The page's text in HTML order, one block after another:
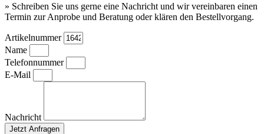
» Schreiben Sie uns gerne eine Nachricht und wir vereinbaren einen
Termin zur Anprobe und Beratung oder klären den Bestellvorgang.
Artikelnummer
Name
Telefonnummer
E-Mail
Nachricht
Jetzt Anfragen